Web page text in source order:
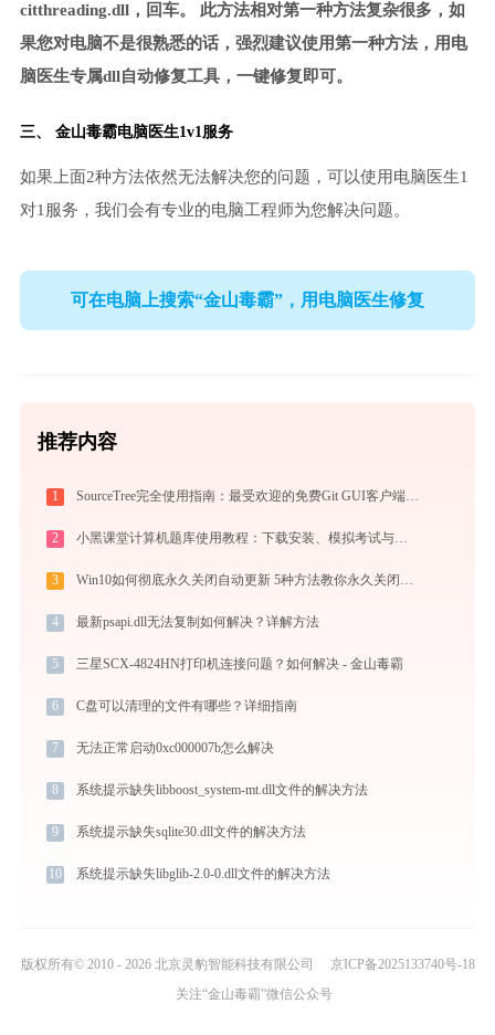
citthreading.dll，回车。 此方法相对第一种方法复杂很多，如
果您对电脑不是很熟悉的话，强烈建议使用第一种方法，用电
脑医生专属dll自动修复工具，一键修复即可。
三、 金山毒霸电脑医生1v1服务
如果上面2种方法依然无法解决您的问题，可以使用电脑医生1
对1服务，我们会有专业的电脑工程师为您解决问题。
可在电脑上搜索“金山毒霸”，用电脑医生修复
推荐内容
1 SourceTree完全使用指南：最受欢迎的免费Git GUI客户端从入门到精通（2026最新）
2 小黑课堂计算机题库使用教程：下载安装、模拟考试与高效刷题全攻略
3 Win10如何彻底永久关闭自动更新 5种方法教你永久关闭win10自动更新
4 最新psapi.dll无法复制如何解决？详解方法
5 三星SCX-4824HN打印机连接问题？如何解决 - 金山毒霸
6 C盘可以清理的文件有哪些？详细指南
7 无法正常启动0xc000007b怎么解决
8 系统提示缺失libboost_system-mt.dll文件的解决方法
9 系统提示缺失sqlite30.dll文件的解决方法
10 系统提示缺失libglib-2.0-0.dll文件的解决方法
版权所有© 2010 - 2026 北京灵豹智能科技有限公司
京ICP备2025133740号-18
关注“金山毒霸”微信公众号